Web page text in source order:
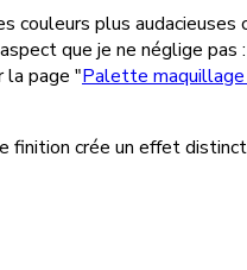
couleurs plus
que je ne néglige
la page "Palette maquillage
finition crée un effet